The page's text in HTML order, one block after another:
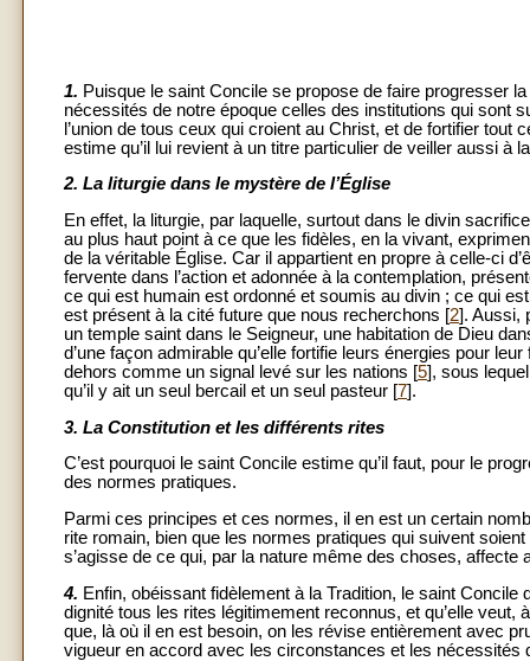
1. Puisque le saint Concile se propose de faire progresser
nécessités de notre époque celles des institutions qui sont
l’union de tous ceux qui croient au Christ, et de fortifier tout
estime qu’il lui revient à un titre particulier de veiller aussi à
2. La liturgie dans le mystère de l’Église
En effet, la liturgie, par laquelle, surtout dans le divin
au plus haut point à ce que les fidèles, en la vivant,
de la véritable Église. Car il appartient en propre à celle-ci
fervente dans l’action et adonnée à la contemplation,
ce qui est humain est ordonné et soumis au divin ; ce qui
est présent à la cité future que nous recherchons [2]. Aussi,
un temple saint dans le Seigneur, une habitation de Dieu
d’une façon admirable qu’elle fortifie leurs énergies pour
dehors comme un signal levé sur les nations [5], sous
qu’il y ait un seul bercail et un seul pasteur [7].
3. La Constitution et les différents rites
C’est pourquoi le saint Concile estime qu’il faut, pour le
des normes pratiques.
Parmi ces principes et ces normes, il en est un certain
rite romain, bien que les normes pratiques qui suivent
s’agisse de ce qui, par la nature même des choses, affecte
4. Enfin, obéissant fidèlement à la Tradition, le saint
dignité tous les rites légitimement reconnus, et qu’elle
que, là où il en est besoin, on les révise entièrement avec
vigueur en accord avec les circonstances et les nécessités